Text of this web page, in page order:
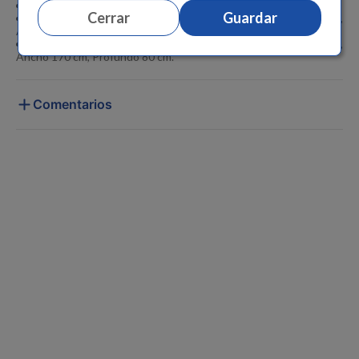
Cerrar Guardar
Hecho en China.
Medidas aproximadas de la bicicleta plegada: Alto 146 cm,
Ancho 22 cm, Profundo 77 cm.
Medidas aproximadas de la bicicleta armada: Alto 110 cm,
Ancho 170 cm, Profundo 80 cm.
Comentarios